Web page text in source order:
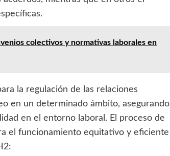
colectivos y normativas laborales en
la regulación de las relaciones
en un determinado ámbito, asegurando
en el entorno laboral. El proceso de
el funcionamiento equitativo y eficiente